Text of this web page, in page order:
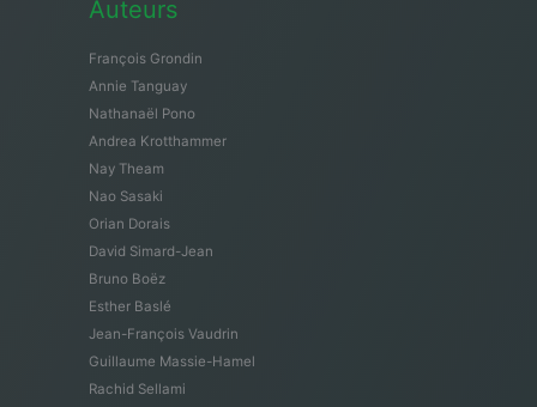
Auteurs
François Grondin
Annie Tanguay
Nathanaël Pono
Andrea Krotthammer
Nay Theam
Nao Sasaki
Orian Dorais
David Simard-Jean
Bruno Boëz
Esther Baslé
Jean-François Vaudrin
Guillaume Massie-Hamel
Rachid Sellami